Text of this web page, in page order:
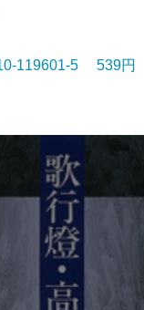
119601-5 539円